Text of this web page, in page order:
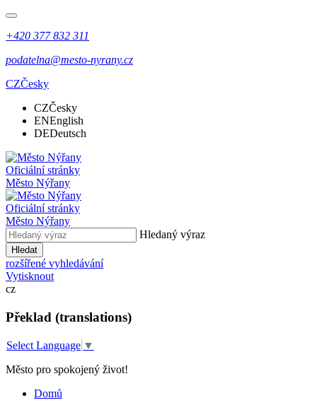
+420 377 832 311
podatelna@mesto-nyrany.cz
CZČesky
CZČesky
ENEnglish
DEDeutsch
Oficiální stránky
Město Nýřany
Oficiální stránky
Město Nýřany
Hledaný výraz
Hledat
rozšířené vyhledávání
Vytisknout
cz
Překlad (translations)
Select Language ▼
Město pro spokojený život!
Domů